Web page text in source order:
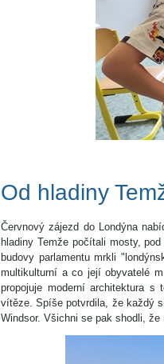
Od hladiny
Červnový zájezd do Londýna
hladiny Temže počítali mosty,
budovy parlamentu mrkli
multikulturní a co její obyvatelé
propojuje moderní architektura
vítěze. Spíše potvrdila, že každý
Windsor. Všichni se pak shodli,